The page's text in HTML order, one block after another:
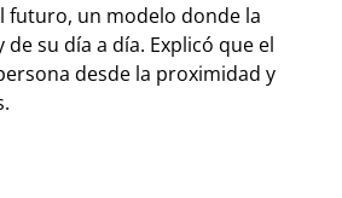
futuro, un modelo donde la
su día a día. Explicó que el
desde la proximidad y